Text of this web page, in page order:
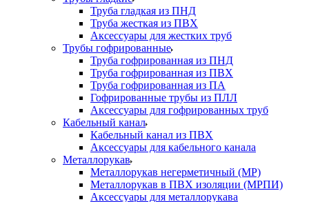
Труба гладкая из ПНД
Труба жесткая из ПВХ
Аксессуары для жестких труб
Трубы гофрированные
Труба гофрированная из ПНД
Труба гофрированная из ПВХ
Труба гофрированная из ПА
Гофрированные трубы из ПЛЛ
Аксессуары для гофрированных труб
Кабельный канал
Кабельный канал из ПВХ
Аксессуары для кабельного канала
Металлорукав
Металлорукав негерметичный (МР)
Металлорукав в ПВХ изоляции (МРПИ)
Аксессуары для металлорукава